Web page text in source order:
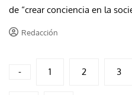
de “crear conciencia en la
Redacción
Paginación
- 1 2 3